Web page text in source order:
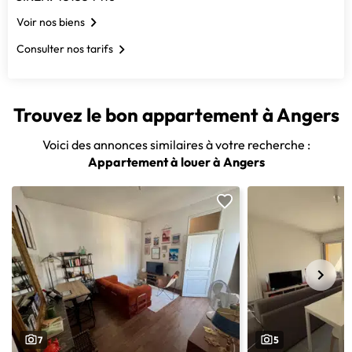
Voir nos biens
Consulter nos tarifs
Trouvez le bon appartement à Angers
Voici des annonces similaires à votre recherche :
Appartement à louer à Angers
7 5